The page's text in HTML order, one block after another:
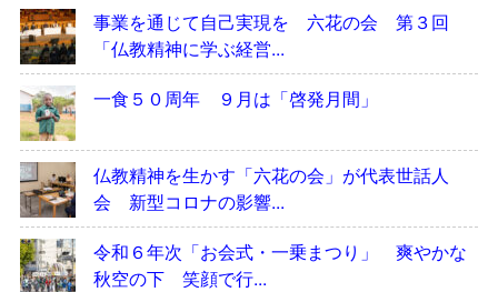
事業を通じて自己実現を 六花の会 第３回
「仏教精神に学ぶ経営...
一食５０周年 ９月は「啓発月間」
仏教精神を生かす「六花の会」が代表世話人
会 新型コロナの影響...
令和６年次「お会式・一乗まつり」 爽やかな
秋空の下 笑顔で行...